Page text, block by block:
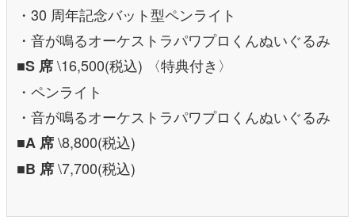
・30 周年記念バット型ペンライト
・音が鳴るオーケストラパワプロくんぬいぐるみ
■S 席\16,500(税込) 〈特典付き〉
・ペンライト
・音が鳴るオーケストラパワプロくんぬいぐるみ
■A 席\8,800(税込)
■B 席\7,700(税込)